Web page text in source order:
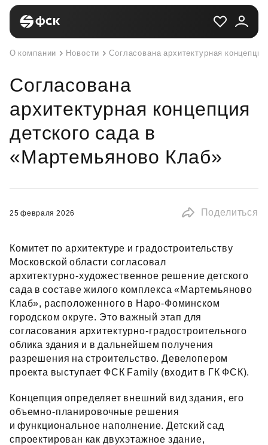
О компании Новости Согласована архитектурная
Согласована
архитектурная концепция
детского сада в
«Мартемьяново Клаб»
25 февраля 2026 Поделиться
Комитет по архитектуре и градостроительству
Московской области согласовал
архитектурно‑художественное решение детского
сада в составе жилого комплекса «Мартемьяново
Клаб», расположенного в Наро‑Фоминском
городском округе. Это важный этап для
согласования архитектурно‑градостроительного
облика здания и в дальнейшем получения
разрешения на строительство. Девелопером
проекта выступает ФСК Family (входит в ГК ФСК).
Концепция определяет внешний вид здания, его
объемно‑планировочные решения
и функциональное наполнение. Детский сад
спроектирован как двухэтажное здание,